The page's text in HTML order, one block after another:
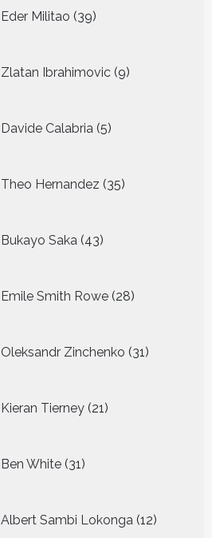
Eder Militao 39
producten
Zlatan Ibrahimovic 9
producten
Davide Calabria 5
producten
Theo Hernandez 35
producten
Bukayo Saka 43
producten
Emile Smith Rowe 28
producten
Oleksandr Zinchenko 31
producten
Kieran Tierney 21
producten
Ben White 31
producten
Albert Sambi Lokonga 12